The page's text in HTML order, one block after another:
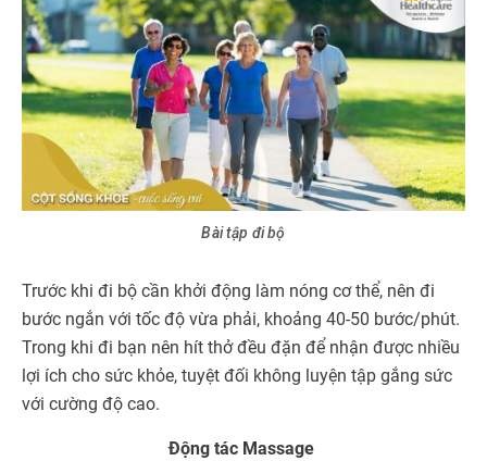
Bài tập đi bộ
Trước khi đi bộ cần khởi động làm nóng cơ thể, nên đi
bước ngắn với tốc độ vừa phải, khoảng 40-50 bước/phút.
Trong khi đi bạn nên hít thở đều đặn để nhận được nhiều
lợi ích cho sức khỏe, tuyệt đối không luyện tập gắng sức
với cường độ cao.
Động tác Massage